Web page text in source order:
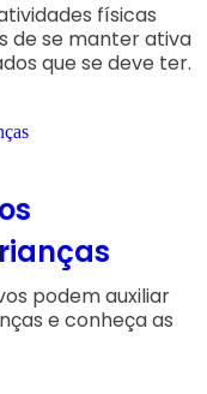
físicas
de se manter ativa
que se deve ter.
podem auxiliar
e conheça as